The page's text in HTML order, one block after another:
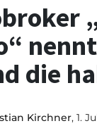
die
Kirchner, 1.